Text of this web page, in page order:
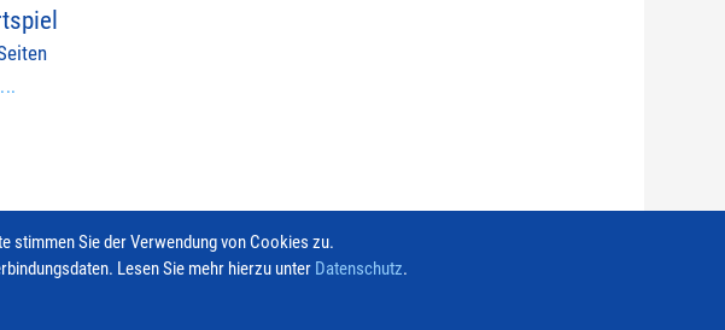
stimmen Sie der Verwendung von Cookies zu.
Lesen Sie mehr hierzu unter Datenschutz.